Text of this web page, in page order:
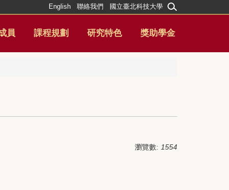
員 課程規劃 研究特色 獎助學金
English 聯絡我們 國立臺北科技大學
瀏覽數: 1554